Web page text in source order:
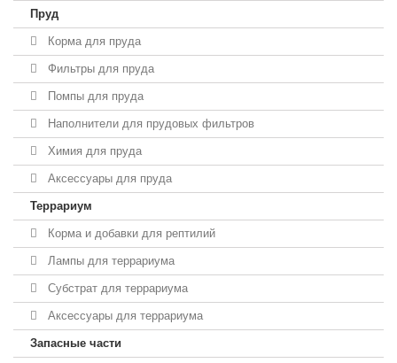
Пруд
Корма для пруда
Фильтры для пруда
Помпы для пруда
Наполнители для прудовых фильтров
Химия для пруда
Аксессуары для пруда
Террариум
Корма и добавки для рептилий
Лампы для террариума
Субстрат для террариума
Аксессуары для террариума
Запасные части